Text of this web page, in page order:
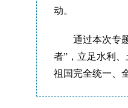
动。
通过本次专
者”，立足水利
祖国完全统一、